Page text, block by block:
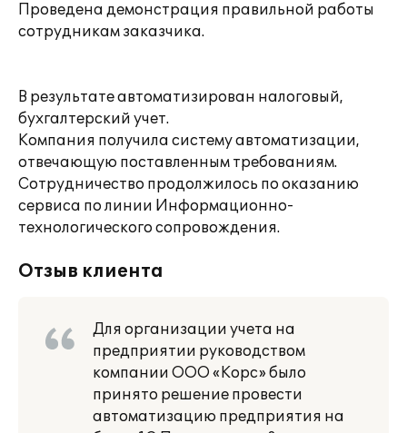
Проведена демонстрация правильной работы
сотрудникам заказчика.
В результате автоматизирован налоговый,
бухгалтерский учет.
Компания получила систему автоматизации,
отвечающую поставленным требованиям.
Сотрудничество продолжилось по оказанию
сервиса по линии Информационно-
технологического сопровождения.
Отзыв клиента
Для организации учета на
предприятии руководством
компании ООО «Корс» было
принято решение провести
автоматизацию предприятия на